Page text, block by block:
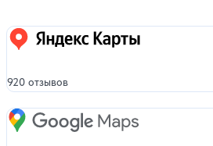
Яндекс карты
920 отзывов
Google Maps